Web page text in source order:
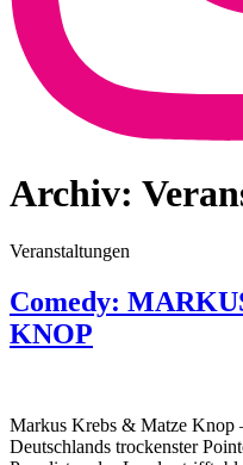
Archiv:
Veranstaltungen
Comedy:
KNOP
Markus Krebs & Matze Knop
Deutschlands trockenster